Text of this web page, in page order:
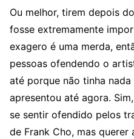
Ou melhor, tirem depois
fosse extremamente
exagero é uma merda,
pessoas ofendendo o
até porque não tinha
apresentou até agora.
se sentir ofendido pelos
de Frank Cho, mas querer